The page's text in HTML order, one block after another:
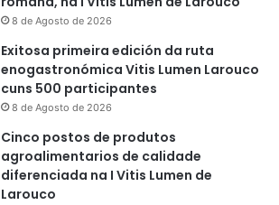
8 de Agosto de 2026
Exitosa primeira edición da ruta
enogastronómica Vitis Lumen Larouco
cuns 500 participantes
8 de Agosto de 2026
Cinco postos de produtos
agroalimentarios de calidade
diferenciada na I Vitis Lumen de
Larouco